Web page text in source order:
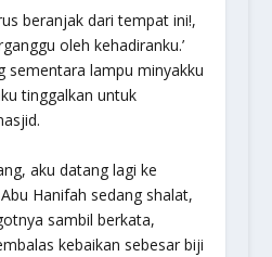
beranjak dari tempat ini!,
oleh kehadiranku.’
sementara lampu minyakku
tinggalkan untuk
aku datang lagi ke
Hanifah sedang shalat,
sambil berkata,
kebaikan sebesar biji